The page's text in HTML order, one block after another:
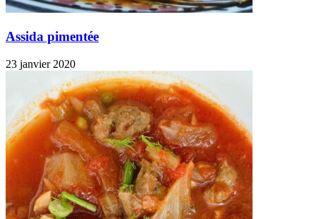
Assida pimentée
23 janvier 2020